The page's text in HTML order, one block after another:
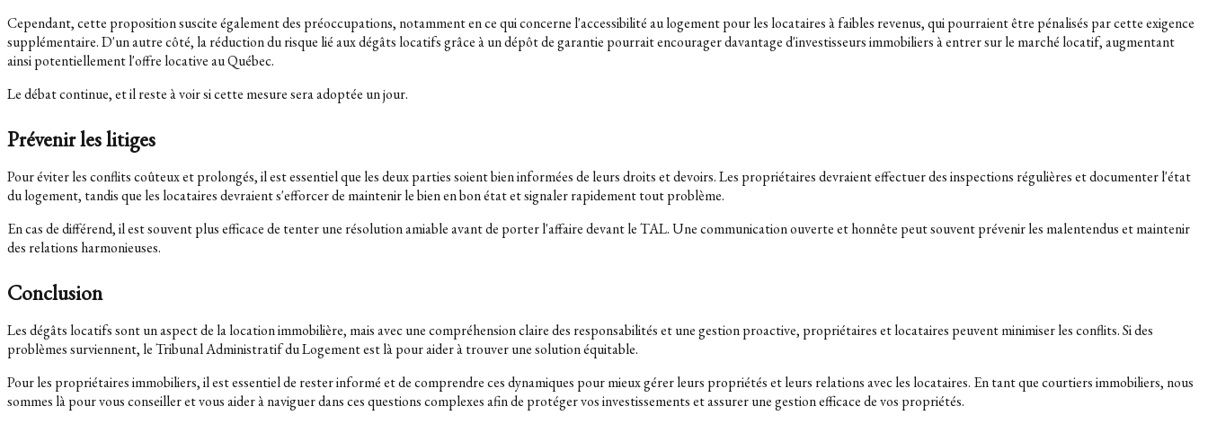
Cependant, cette proposition suscite également des préoccupations, notamment en ce qui concerne l'accessibilité au logement pour les locataires à faibles revenus, qui pourraient être pénalisés par cette exigence
supplémentaire. D'un autre côté, la réduction du risque lié aux dégâts locatifs grâce à un dépôt de garantie pourrait encourager davantage d'investisseurs immobiliers à entrer sur le marché locatif, augmentant
ainsi potentiellement l'offre locative au Québec.
Le débat continue, et il reste à voir si cette mesure sera adoptée un jour.
Prévenir les litiges
Pour éviter les conflits coûteux et prolongés, il est essentiel que les deux parties soient bien informées de leurs droits et devoirs. Les propriétaires devraient effectuer des inspections régulières et documenter l'état
du logement, tandis que les locataires devraient s'efforcer de maintenir le bien en bon état et signaler rapidement tout problème.
En cas de différend, il est souvent plus efficace de tenter une résolution amiable avant de porter l'affaire devant le TAL. Une communication ouverte et honnête peut souvent prévenir les malentendus et maintenir
des relations harmonieuses.
Conclusion
Les dégâts locatifs sont un aspect de la location immobilière, mais avec une compréhension claire des responsabilités et une gestion proactive, propriétaires et locataires peuvent minimiser les conflits. Si des
problèmes surviennent, le Tribunal Administratif du Logement est là pour aider à trouver une solution équitable.
Pour les propriétaires immobiliers, il est essentiel de rester informé et de comprendre ces dynamiques pour mieux gérer leurs propriétés et leurs relations avec les locataires. En tant que courtiers immobiliers, nous
sommes là pour vous conseiller et vous aider à naviguer dans ces questions complexes afin de protéger vos investissements et assurer une gestion efficace de vos propriétés.